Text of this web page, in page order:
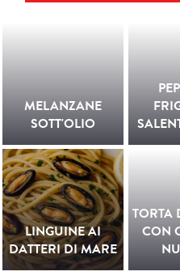
MELANZANE
SOTT'OLIO
LINGUINE AI
DATTERI DI MARE
TORTA
CON